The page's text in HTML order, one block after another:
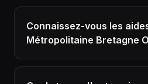
Connaissez-vous les
Métropolitaine Bretagne